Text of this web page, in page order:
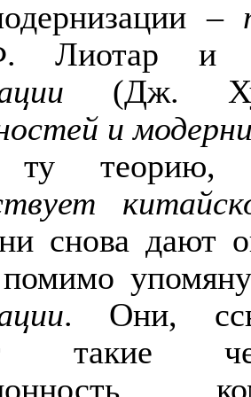
–
Лиотар и
(Дж.
и
ту
снова дают
помимо
. Они,
такие